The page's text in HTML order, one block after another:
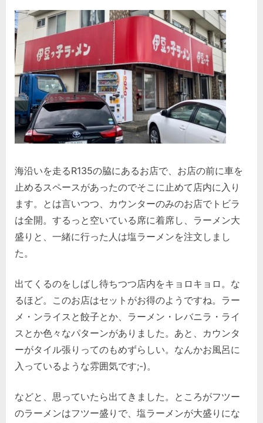
海沿いを走るR135の脇にあるお店で、お店の前に車を
止めるスペースがあったのでそこに止めて店内に入り
ます。とは言いつつ、カウンターのみのお店でトビラ
は全開。するっと空いている席に着席し、ラーメン大
盛りと、一緒に行った人は塩ラーメンを注文しまし
た。
出てくるのをしばし待ちつつ店内をキョロキョロ。な
るほど。このお店はセットがお得のようですね。ラー
メ・ンライスと餃子とか、ラーメン・レバニラ・ライ
スとか色々なパターンがありました。あと、カウンタ
ーがタイル張りってのもめずらしい。なんかお風呂に
入っているような雰囲気です;-)。
などと、思っていたら出てきました。ところがフツー
のラーメンはフツー盛りで、塩ラーメンが大盛りにな